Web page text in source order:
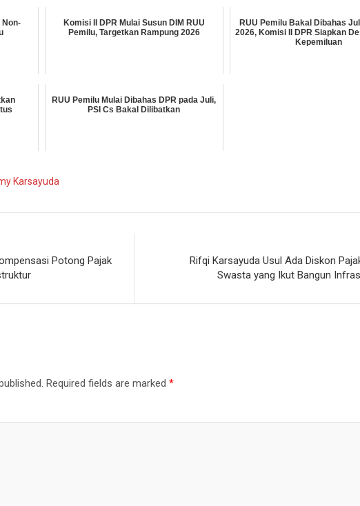
Non-
Komisi II DPR Mulai Susun DIM RUU
Pemilu, Targetkan Rampung 2026
RUU Pemilu Bakal Dibahas
2026, Komisi II DPR Siapkan
Kepemiluan
RUU Pemilu Mulai Dibahas DPR pada Juli,
PSI Cs Bakal Dilibatkan
Karsayuda
Potong Pajak
Rifqi Karsayuda Usul Ada Diskon
Swasta yang Ikut Bangun
Required fields are marked*